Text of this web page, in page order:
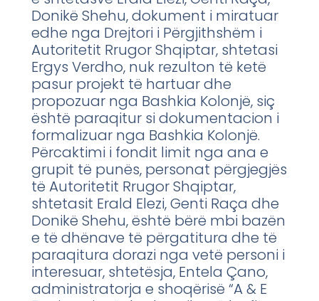
Donikë Shehu, dokument i miratuar
edhe nga Drejtori i Përgjithshëm i
Autoritetit Rrugor Shqiptar, shtetasi
Ergys Verdho, nuk rezulton të ketë
pasur projekt të hartuar dhe
propozuar nga Bashkia Kolonjë, siç
është paraqitur si dokumentacion i
formalizuar nga Bashkia Kolonjë.
Përcaktimi i fondit limit nga ana e
grupit të punës, personat përgjegjës
të Autoritetit Rrugor Shqiptar,
shtetasit Erald Elezi, Genti Raça dhe
Donikë Shehu, është bërë mbi bazën
e të dhënave të përgatitura dhe të
paraqitura dorazi nga vetë personi i
interesuar, shtetësja, Entela Çano,
administratorja e shoqërisë “A & E